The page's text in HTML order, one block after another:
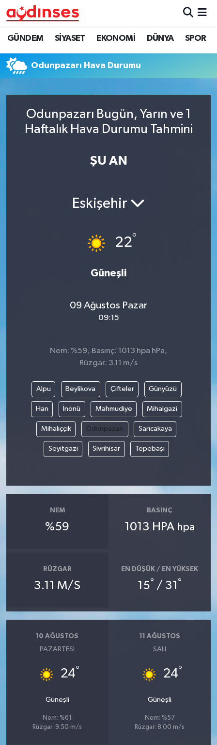
GÜNDEM SİYASET EKONOMİ DÜNYA SPOR
Odunpazarı Hava Durumu
Odunpazarı Bugün, Yarın ve 1
Haftalık Hava Durumu Tahmini
ŞU AN
Eskişehir
22°
Güneşli
09 Ağustos Pazar
09:15
Nem: %59, Basınç: 1013 hpa hPa,
Rüzgar: 3.11 m/s
Alpu Beylikova Çifteler Günyüzü
Han İnönü Mahmudiye Mihalgazi
Mihalıççık Odunpazarı Sarıcakaya
Seyitgazi Sivrihisar Tepebaşı
NEM
%59
BASINÇ
1013 HPA hpa
RÜZGAR
3.11 M/S
EN DÜŞÜK / EN YÜKSEK
15° / 31 °
10 AĞUSTOS
PAZARTESI
24°
Güneşli
Nem: %61
Rüzgar: 9.50 m/s
11 AĞUSTOS
SALI
24°
Güneşli
Nem: %57
Rüzgar: 8.00 m/s
GÜNDEM
SİYASET
DÜNYA
SPOR
Nöbetçi Eczaneler
Hava Durumu
Trafik Durumu
Süper Lig Puan Durumu ve Fikstür